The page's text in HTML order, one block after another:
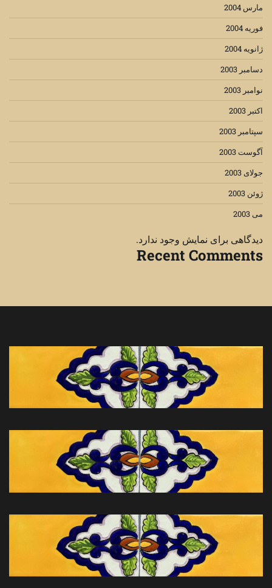
مارس 2004
فوریه 2004
ژانویه 2004
دسامبر 2003
نوامبر 2003
اکتبر 2003
سپتامبر 2003
آگوست 2003
جولای 2003
ژوئن 2003
می 2003
دیدگاهی برای نمایش وجود ندارد.
Recent Comments